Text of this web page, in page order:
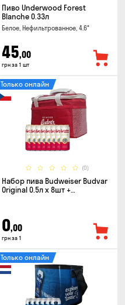
Пиво Underwood Forest
Blanche 0.33л
Белое, Нефильтрованное, 4.6°
45,00
грн за 1 шт
(0)
Только онлайн
Набор пива Budweiser Budvar
Original 0.5л x 8шт +
0,00
грн за 1
Только онлайн